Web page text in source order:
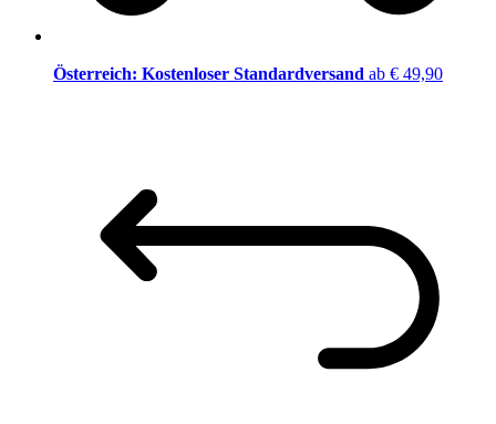
Österreich: Kostenloser Standardversand ab € 49,90